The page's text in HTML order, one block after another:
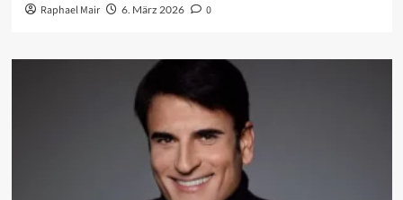
Raphael Mair 6. März 2026 0